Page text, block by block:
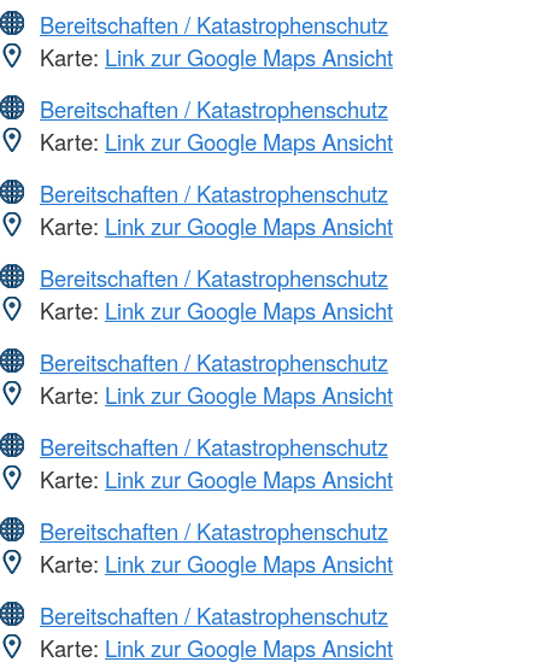
Bereitschaften / Katastrophenschutz
Karte: Link zur Google Maps Ansicht
Bereitschaften / Katastrophenschutz
Karte: Link zur Google Maps Ansicht
Bereitschaften / Katastrophenschutz
Karte: Link zur Google Maps Ansicht
Bereitschaften / Katastrophenschutz
Karte: Link zur Google Maps Ansicht
Bereitschaften / Katastrophenschutz
Karte: Link zur Google Maps Ansicht
Bereitschaften / Katastrophenschutz
Karte: Link zur Google Maps Ansicht
Bereitschaften / Katastrophenschutz
Karte: Link zur Google Maps Ansicht
Bereitschaften / Katastrophenschutz
Karte: Link zur Google Maps Ansicht